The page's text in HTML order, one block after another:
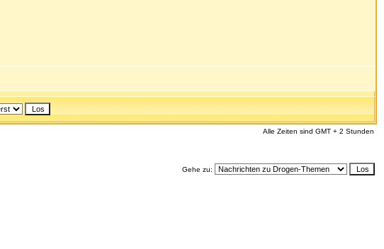
Alle Zeiten sind GMT + 2 Stunden
Gehe zu: